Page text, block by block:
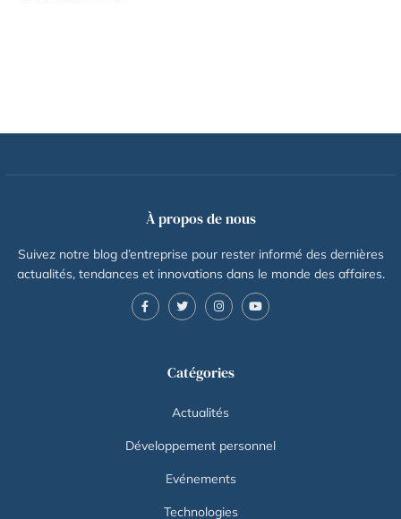
À propos de nous
Suivez notre blog d’entreprise pour rester informé des dernières
actualités, tendances et innovations dans le monde des affaires.
Catégories
Actualités
Développement personnel
Evénements
Technologies